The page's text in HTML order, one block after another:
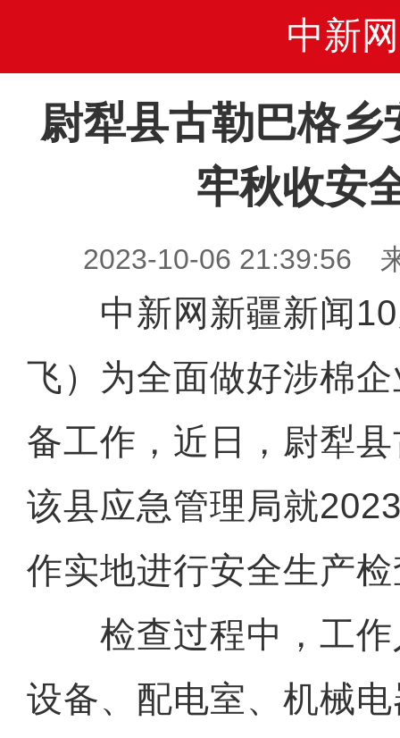
中新网
尉犁县古勒巴格乡
牢秋收安
2023-10-06 21:39:56
中新网新疆新闻10
飞）为全面做好涉棉
备工作，近日，尉犁
该县应急管理局就
作实地进行安全生产
检查过程中，工作
设备、配电室、机械